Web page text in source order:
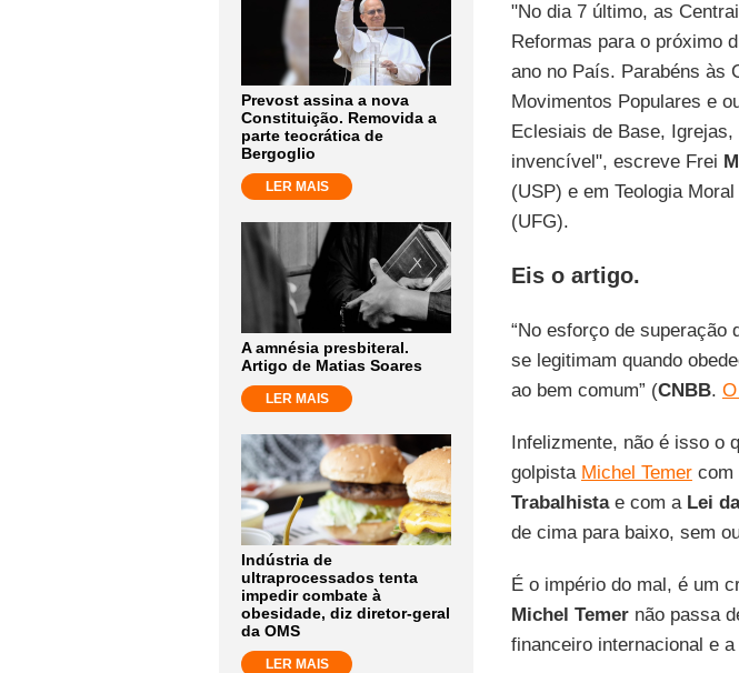
Prevost assina a nova
Constituição. Removida a
parte teocrática de
Bergoglio
LER MAIS
A amnésia presbiteral.
Artigo de Matias Soares
LER MAIS
Indústria de
ultraprocessados tenta
impedir combate à
obesidade, diz diretor-geral
da OMS
LER MAIS
"No dia 7 último, as
Reformas para o próximo
ano no País. Parabéns às
Movimentos Populares e
Eclesiais de Base,
invencível", escreve Frei
(USP) e em Teologia
(UFG).
Eis o artigo.
“No esforço de superação
se legitimam quando
ao bem comum” (CNBB.
Infelizmente, não é isso o
golpista Michel Temercom
Trabalhistae com a Lei
de cima para baixo, sem
É o império do mal, é um
Michel Temernão passa
financeiro internacional e